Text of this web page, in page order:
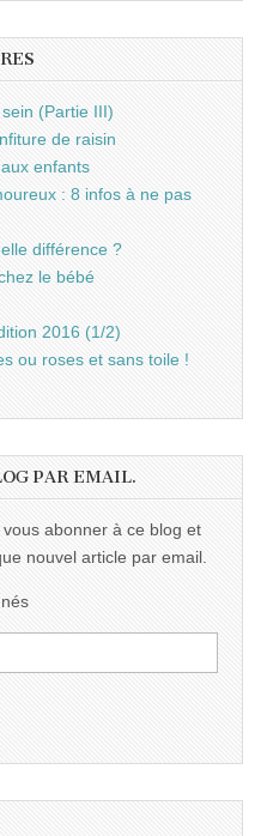
(Partie III)
de raisin
enfants
: 8 infos à ne pas
différence ?
le bébé
2016 (1/2)
ou roses et sans toile !
PAR EMAIL.
abonner à ce blog et
nouvel article par email.